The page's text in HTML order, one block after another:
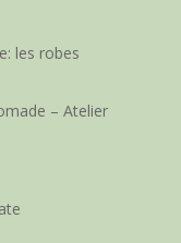
les robes
– Atelier